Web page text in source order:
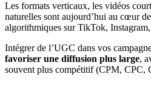
Les formats verticaux, les vidéos
naturelles sont aujourd’hui au cœur
algorithmiques sur TikTok,
Intégrer de l’UGC dans vos
favoriser une diffusion plus large,
souvent plus compétitif (CPM,